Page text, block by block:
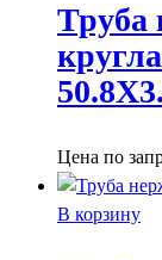
Труба
Цена по
В корзину